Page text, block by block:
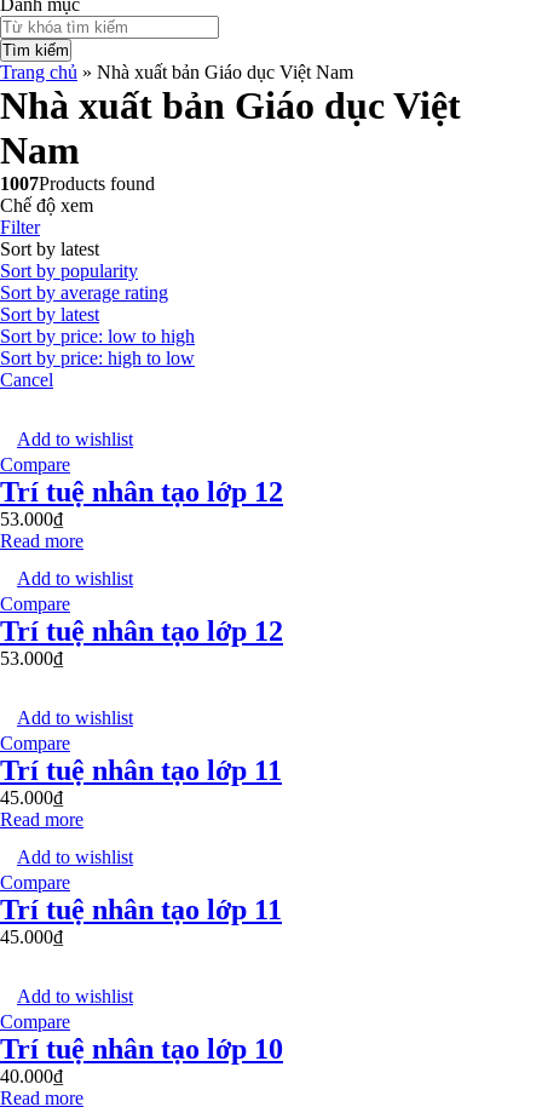
Danh mục
Tìm kiếm
Trang chủ » Nhà xuất bản Giáo dục Việt Nam
Nhà xuất bản Giáo dục Việt
Nam
1007Products found
Chế độ xem
Filter
Sort by latest
Sort by popularity
Sort by average rating
Sort by latest
Sort by price: low to high
Sort by price: high to low
Cancel
Add to wishlist
Compare
Trí tuệ nhân tạo lớp 12
53.000₫
Read more
Add to wishlist
Compare
Trí tuệ nhân tạo lớp 12
53.000₫
Add to wishlist
Compare
Trí tuệ nhân tạo lớp 11
45.000₫
Read more
Add to wishlist
Compare
Trí tuệ nhân tạo lớp 11
45.000₫
Add to wishlist
Compare
Trí tuệ nhân tạo lớp 10
40.000₫
Read more